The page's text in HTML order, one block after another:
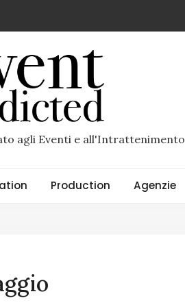
– recensione di Daniela Sette
racconta il nuovo
agli Eventi e all'Intrattenimento
Production Agenzie